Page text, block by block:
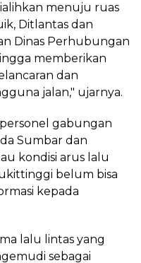
menuju ruas
Ditlantas dan
Dinas Perhubungan
memberikan
dan
jalan," ujarnya.
gabungan
Sumbar dan
kondisi arus lalu
belum bisa
kepada
lalu lintas yang
sebagai